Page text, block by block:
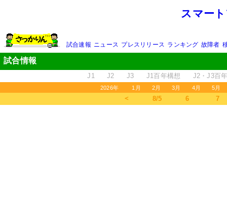
スマー
試合速報 ニュース プレスリリース ランキング 故障者
試合情報
J1 J2 J3 J1百年構想 J2・J3百
2026年 1月 2月 3月 4月 5月
＜ 8/5 6 7